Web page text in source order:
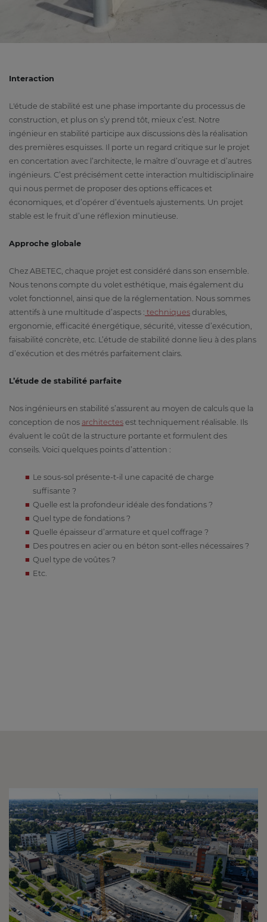
Interaction
L'étude de stabilité est une phase importante du processus de
construction, et plus on s’y prend tôt, mieux c’est. Notre
ingénieur en stabilité participe aux discussions dès la réalisation
des premières esquisses. Il porte un regard critique sur le projet
en concertation avec l’architecte, le maître d’ouvrage et d’autres
ingénieurs. C’est précisément cette interaction multidisciplinaire
qui nous permet de proposer des options efficaces et
économiques, et d’opérer d’éventuels ajustements. Un projet
stable est le fruit d’une réflexion minutieuse.
Approche globale
Chez ABETEC, chaque projet est considéré dans son ensemble.
Nous tenons compte du volet esthétique, mais également du
volet fonctionnel, ainsi que de la réglementation. Nous sommes
attentifs à une multitude d’aspects : techniques durables,
ergonomie, efficacité énergétique, sécurité, vitesse d’exécution,
faisabilité concrète, etc. L’étude de stabilité donne lieu à des plans
d’exécution et des métrés parfaitement clairs.
L’étude de stabilité parfaite
Nos ingénieurs en stabilité s’assurent au moyen de calculs que la
conception de nos architectes est techniquement réalisable. Ils
évaluent le coût de la structure portante et formulent des
conseils. Voici quelques points d’attention :
Le sous-sol présente-t-il une capacité de charge
suffisante ?
Quelle est la profondeur idéale des fondations ?
Quel type de fondations ?
Quelle épaisseur d’armature et quel coffrage ?
Des poutres en acier ou en béton sont-elles nécessaires ?
Quel type de voûtes ?
Etc.